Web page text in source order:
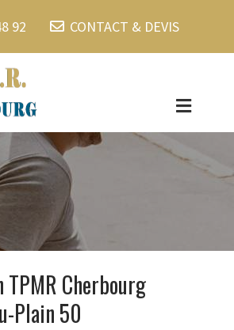
92 CONTACT & DEVIS
TPMR Cherbourg
Plain 50